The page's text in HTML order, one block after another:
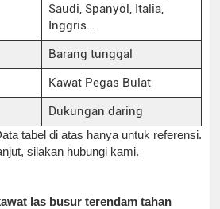
Saudi, Spanyol, Italia,
Inggris…
Barang tunggal
Kawat Pegas Bulat
Dukungan daring
tabel di atas hanya untuk referensi.
silakan hubungi kami.
las busur terendam tahan